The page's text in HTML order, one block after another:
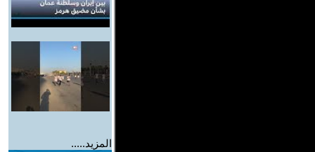
المزيد.....